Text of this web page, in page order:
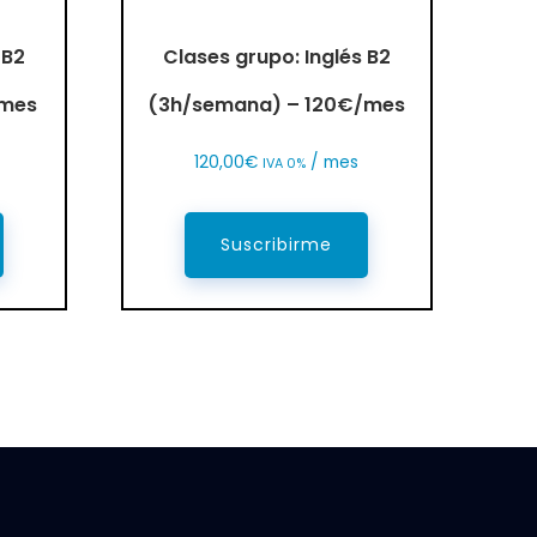
Clases grupo: Inglés B2
(3h/semana) – 120€/mes
120,00€ IVA 0% / mes
Suscribirme